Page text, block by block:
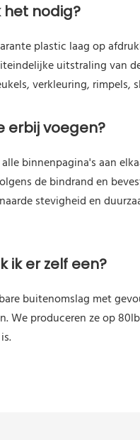
nodig?
plastic laag op
uitstraling van
verkleuring, rimpels,
erbij voegen?
binnenpagina's aan
de bindrand en
stevigheid en
ik er zelf een?
buitenomslag met
We produceren ze op